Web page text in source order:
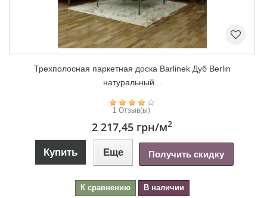
Трехполосная паркетная доска Barlinek Дуб Berlin
натуральный...
1 Отзыв(ы)
2 217,45 грн/м2
Купить Еще Получить скидку
К сравнению В наличии